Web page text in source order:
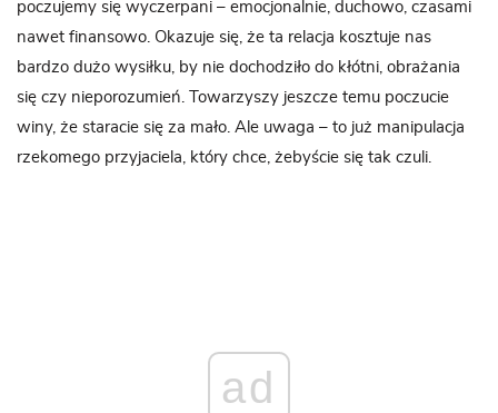
poczujemy się wyczerpani – emocjonalnie, duchowo, czasami
nawet finansowo. Okazuje się, że ta relacja kosztuje nas
bardzo dużo wysiłku, by nie dochodziło do kłótni, obrażania
się czy nieporozumień. Towarzyszy jeszcze temu poczucie
winy, że staracie się za mało. Ale uwaga – to już manipulacja
rzekomego przyjaciela, który chce, żebyście się tak czuli.
ad